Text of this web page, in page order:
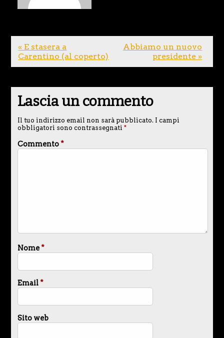
« E stasera a
Carentino (al coperto)
Abbiamo un nuovo
presidente »
Lascia un commento
Il tuo indirizzo email non sarà pubblicato. I campi
obbligatori sono contrassegnati *
Commento*
Nome*
Email*
Sito web